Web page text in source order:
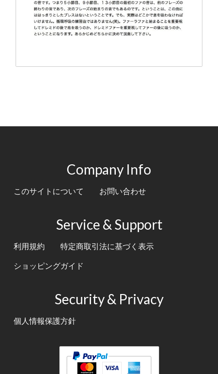
Company Info
このサイトについて お問い合わせ
Service & Support
利用規約 特定商取引法に基づく表示
ショッピングガイド
Security & Privacy
個人情報保護方針